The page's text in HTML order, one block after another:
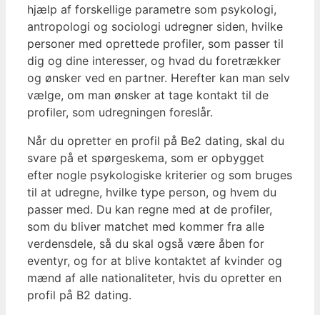
hjælp af forskellige parametre som psykologi,
antropologi og sociologi udregner siden, hvilke
personer med oprettede profiler, som passer til
dig og dine interesser, og hvad du foretrækker
og ønsker ved en partner. Herefter kan man selv
vælge, om man ønsker at tage kontakt til de
profiler, som udregningen foreslår.
Når du opretter en profil på Be2 dating, skal du
svare på et spørgeskema, som er opbygget
efter nogle psykologiske kriterier og som bruges
til at udregne, hvilke type person, og hvem du
passer med. Du kan regne med at de profiler,
som du bliver matchet med kommer fra alle
verdensdele, så du skal også være åben for
eventyr, og for at blive kontaktet af kvinder og
mænd af alle nationaliteter, hvis du opretter en
profil på B2 dating.